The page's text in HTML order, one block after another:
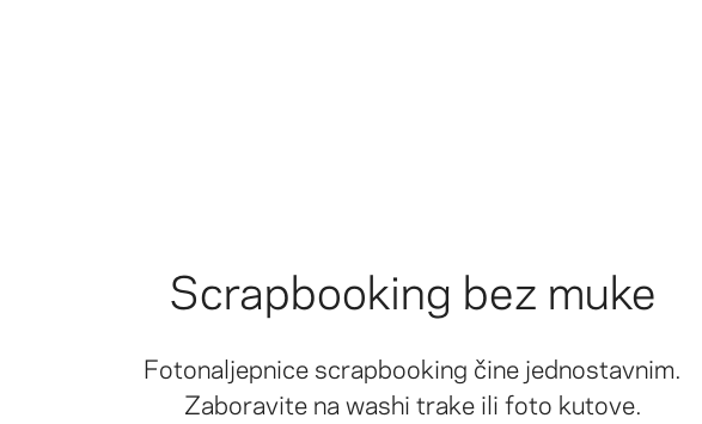
Scrapbooking bez muke
Fotonaljepnice scrapbooking čine jednostavnim.
Zaboravite na washi trake ili foto kutove.